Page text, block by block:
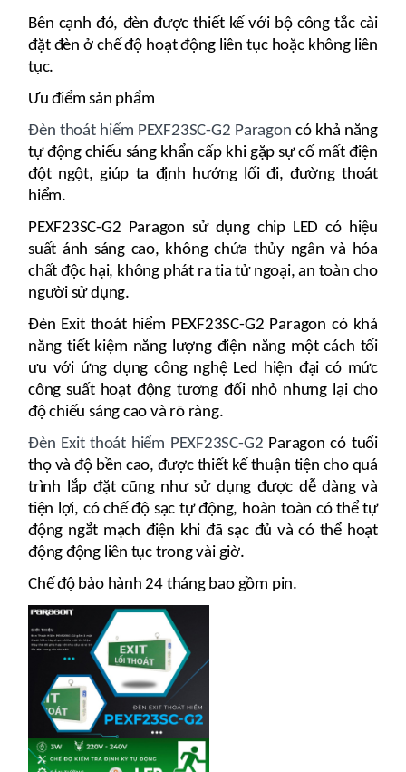
Bên cạnh đó, đèn được thiết kế với bộ công tắc cài
đặt đèn ở chế độ hoạt động liên tục hoặc không liên
tục.
Ưu điểm sản phẩm
Đèn thoát hiểm PEXF23SC-G2 Paragon có khả năng
tự động chiếu sáng khẩn cấp khi gặp sự cố mất điện
đột ngột, giúp ta định hướng lối đi, đường thoát
hiểm.
PEXF23SC-G2 Paragon sử dụng chip LED có hiệu
suất ánh sáng cao, không chứa thủy ngân và hóa
chất độc hại, không phát ra tia tử ngoại, an toàn cho
người sử dụng.
Đèn Exit thoát hiểm PEXF23SC-G2 Paragon có khả
năng tiết kiệm năng lượng điện năng một cách tối
ưu với ứng dụng công nghệ Led hiện đại có mức
công suất hoạt động tương đối nhỏ nhưng lại cho
độ chiếu sáng cao và rõ ràng.
Đèn Exit thoát hiểm PEXF23SC-G2 Paragon có tuổi
thọ và độ bền cao, được thiết kế thuận tiện cho quá
trình lắp đặt cũng như sử dụng được dễ dàng và
tiện lợi, có chế độ sạc tự động, hoàn toàn có thể tự
động ngắt mạch điện khi đã sạc đủ và có thể hoạt
động động liên tục trong vài giờ.
Chế độ bảo hành 24 tháng bao gồm pin.